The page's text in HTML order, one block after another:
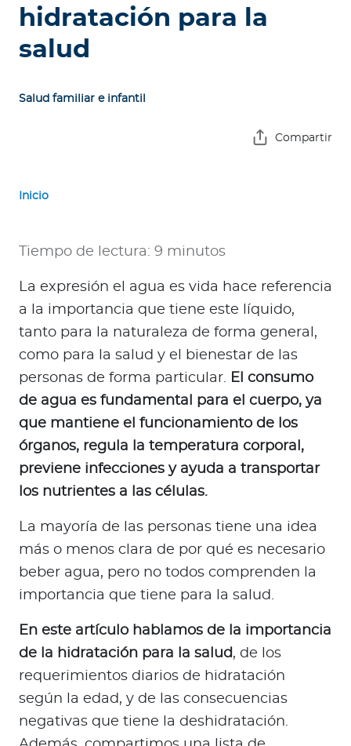
A
Ingresar a Mi Bupa
Para Clientes
Para Agentes
hidratación para la
salud
Salud familiar e infantil
Compartir
Inicio
Tiempo de lectura: 9 minutos
La expresión el agua es vida hace referencia
a la importancia que tiene este líquido,
tanto para la naturaleza de forma general,
como para la salud y el bienestar de las
personas de forma particular. El consumo
de agua es fundamental para el cuerpo, ya
que mantiene el funcionamiento de los
órganos, regula la temperatura corporal,
previene infecciones y ayuda a transportar
los nutrientes a las células.
La mayoría de las personas tiene una idea
más o menos clara de por qué es necesario
beber agua, pero no todos comprenden la
importancia que tiene para la salud.
En este artículo hablamos de la importancia
de la hidratación para la salud, de los
requerimientos diarios de hidratación
según la edad, y de las consecuencias
negativas que tiene la deshidratación.